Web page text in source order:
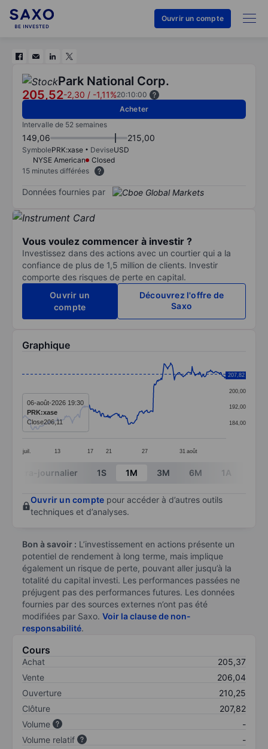
Ouvrir un compte
Park National Corp.
205,52-2,30 / -1,11%20:10:00
Acheter
Intervalle de 52 semaines
149,06 215,00
SymbolePRK:xase DeviseUSD
NYSE American
Closed
15 minutes différées
Données fournies par
Vous voulez commencer à investir ?
Investissez dans des actions avec un courtier qui a la
confiance de plus de 1,5 million de clients. Investir
comporte des risques de perte en capital.
Ouvrir un
compte
Découvrez l'offre de
Saxo
Graphique
Line chart with 277 data points.
The chart has 1 X axis displaying categories.
The chart has 1 Y axis displaying values. Data ranges
juil. 13 17 21 27 31 août
184,00
192,00
200,00
208,00
207,82
06-août-2026 19:30
PRK:xase
Close206,11
End of interactive chart.
Intra-journalier 1S 1M 3M 6M 1A
Ouvrir un compte pour accéder à d’autres outils
techniques et d’analyses.
Bon à savoir : L’investissement en actions présente un
potentiel de rendement à long terme, mais implique
également un risque de perte, pouvant aller jusqu’à la
totalité du capital investi. Les performances passées ne
préjugent pas des performances futures. Les données
fournies par des sources externes n’ont pas été
modifiées par Saxo. Voir la clause de non-
responsabilité.
Cours
Achat
205,37
Vente
206,04
Ouverture
210,25
Clôture
207,82
Volume
-
Volume relatif
-